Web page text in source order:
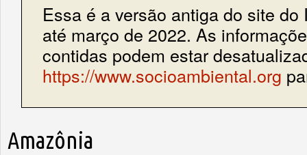
Essa é a versão antiga do site do
até março de 2022. As
contidas podem estar
https://www.socioambiental.org
Amazônia